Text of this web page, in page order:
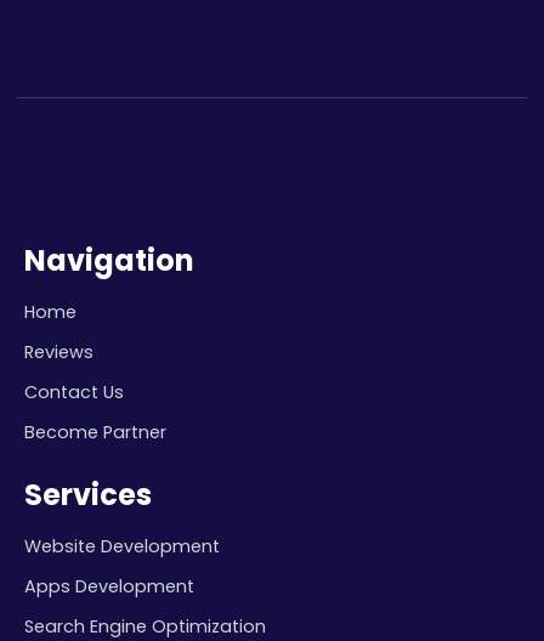
Navigation
Home
Reviews
Contact Us
Become Partner
Services
Website Development
Apps Development
Search Engine Optimization